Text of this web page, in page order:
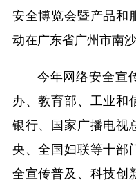
安全博览会暨产品和
动在广东省广州市南沙
今年网络安全宣
办、教育部、工业和
银行、国家广播电视
央、全国妇联等十部
全宣传普及、科技创